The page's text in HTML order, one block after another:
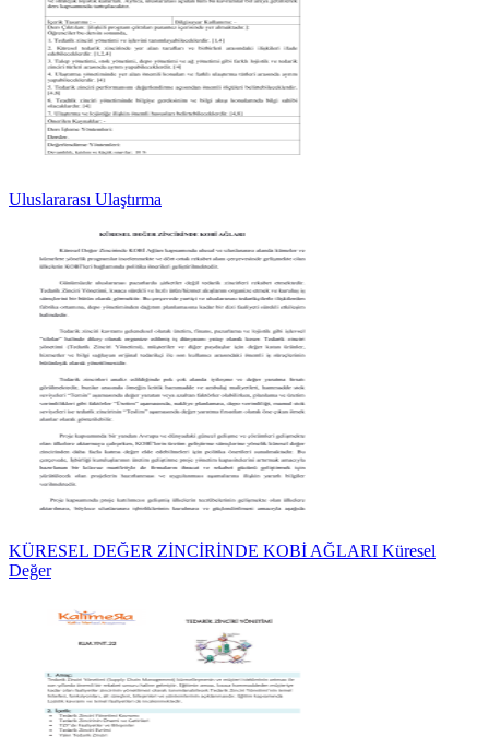
Uluslararası Ulaştırma
KÜRESEL DEĞER ZİNCİRİNDE KOBİ AĞLARI Küresel
Değer